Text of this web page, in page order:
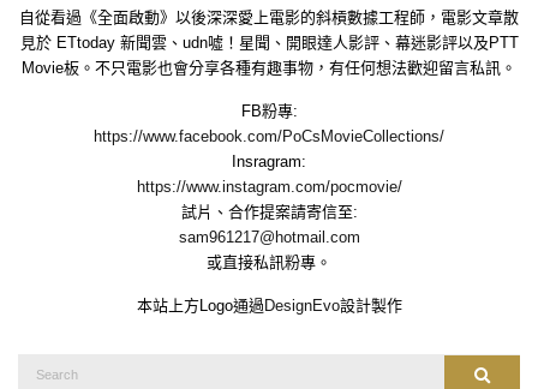
自從看過《全面啟動》以後深深愛上電影的斜槓數據工程師，電影文章散
見於 ETtoday 新聞雲、udn噓！星聞、開眼達人影評、幕迷影評以及PTT
Movie板。不只電影也會分享各種有趣事物，有任何想法歡迎留言私訊。
FB粉專:
https://www.facebook.com/PoCsMovieCollections/
Insragram:
https://www.instagram.com/pocmovie/
試片、合作提案請寄信至:
sam961217@hotmail.com
或直接私訊粉專。
本站上方Logo通過 DesignEvo設計製作
Search